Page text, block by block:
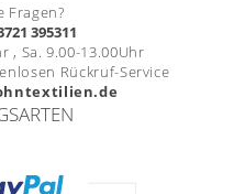
Fragen?
395311
, Sa. 9.00-13.00Uhr
Rückruf-Service